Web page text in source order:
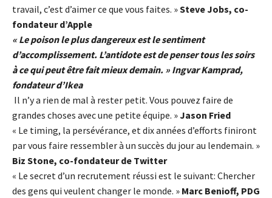
travail, c’est d’aimer ce que vous faites. »Steve Jobs, co-
fondateur d’Apple
« Le poison le plus dangereux est le sentiment
d’accomplissement. L’antidote est de penser tous les soirs
à ce qui peut être fait mieux demain. » Ingvar Kamprad,
fondateur d’Ikea
Il n’y a rien de mal à rester petit. Vous pouvez faire de
grandes choses avec une petite équipe. »Jason Fried
« Le timing, la persévérance, et dix années d’efforts finiront
par vous faire ressembler à un succès du jour au lendemain. »
Biz Stone, co-fondateur de Twitter
« Le secret d’un recrutement réussi est le suivant: Chercher
des gens qui veulent changer le monde. » Marc Benioff, PDG